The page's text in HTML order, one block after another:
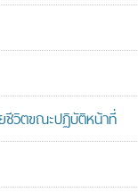
ชีวิตขณะปฏิบัติหน้าที่